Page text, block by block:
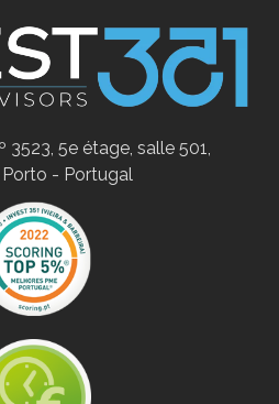
3523, 5e étage, salle 501,
Porto - Portugal